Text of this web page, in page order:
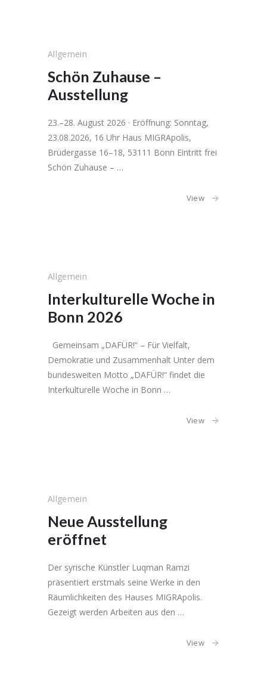
Allgemein
Schön Zuhause –
Ausstellung
23.–28. August 2026 · Eröffnung: Sonntag,
23.08.2026, 16 Uhr Haus MIGRApolis,
Brüdergasse 16–18, 53111 Bonn Eintritt frei
Schön Zuhause – …
View
Allgemein
Interkulturelle Woche in
Bonn 2026
Gemeinsam „DAFÜR!“ – Für Vielfalt,
Demokratie und Zusammenhalt Unter dem
bundesweiten Motto „DAFÜR!“ findet die
Interkulturelle Woche in Bonn …
View
Allgemein
Neue Ausstellung
eröffnet
Der syrische Künstler Luqman Ramzi
präsentiert erstmals seine Werke in den
Räumlichkeiten des Hauses MIGRApolis.
Gezeigt werden Arbeiten aus den …
View